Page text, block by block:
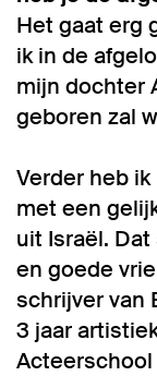
Het gaat erg
ik in de
mijn dochter
geboren zal
Verder heb
met een
uit Israël.
en goede
schrijver van
3 jaar